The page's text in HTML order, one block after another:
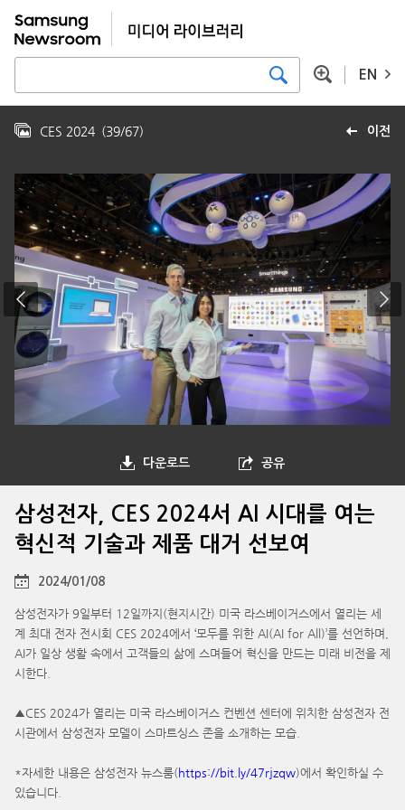
EN
이전
CES 2024 (39/67)
다운로드 공유
삼성전자, CES 2024서 AI 시대를 여는
혁신적 기술과 제품 대거 선보여
2024/01/08
삼성전자가 9일부터 12일까지(현지시간) 미국 라스베이거스에서 열리는 세
계 최대 전자 전시회 CES 2024에서 ‘모두를 위한 AI(AI for All)’를 선언하며,
AI가 일상 생활 속에서 고객들의 삶에 스며들어 혁신을 만드는 미래 비전을 제
시한다.
▲CES 2024가 열리는 미국 라스베이거스 컨벤션 센터에 위치한 삼성전자 전
시관에서 삼성전자 모델이 스마트싱스 존을 소개하는 모습.
*자세한 내용은 삼성전자 뉴스룸(https://bit.ly/47rjzqw)에서 확인하실 수
있습니다.